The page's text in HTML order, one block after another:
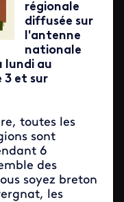
régionale
diffusée sur
l'antenne
nationale
lundi au
3 et sur
toutes les
sont
6
des
soyez breton
les